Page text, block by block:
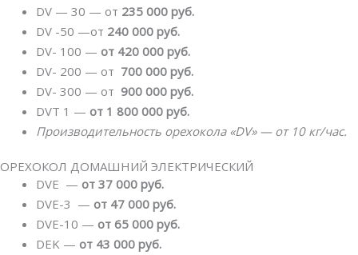
DV — 30 — от 235 000 руб.
DV -50 —от 240 000 руб.
DV- 100 — от 420 000 руб.
DV- 200 — от 700 000 руб.
DV- 300 — от 900 000 руб.
DVT 1 — от 1 800 000 руб.
Производительность орехокола «DV» — от 10 кг/час.
ОРЕХОКОЛ ДОМАШНИЙ ЭЛЕКТРИЧЕСКИЙ
DVE — от 37 000 руб.
DVE-3 — от 47 000 руб.
DVE-10 — от 65 000 руб.
DEK — от 43 000 руб.